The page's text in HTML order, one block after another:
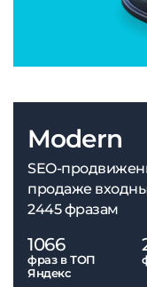
Modern
SEO-
продаже
2445 фразам
1066
фраз в ТОП
Яндекс